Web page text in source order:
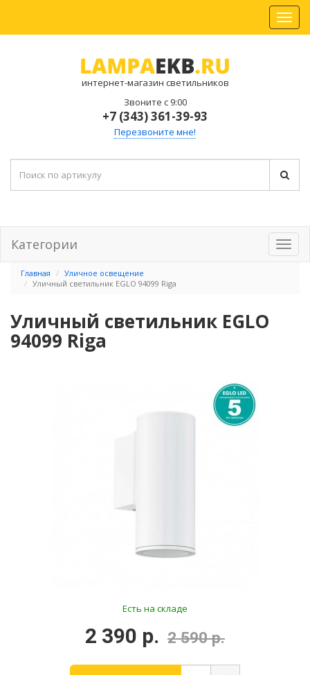
интернет-магазин светильников
Звоните с 9:00
+7 (343) 361-39-93
Перезвоните мне!
Категории
Главная
Уличное освещение
Уличный светильник EGLO 94099 Riga
Уличный светильник EGLO
94099 Riga
Есть на складе
2 390 р. 2 590 р.